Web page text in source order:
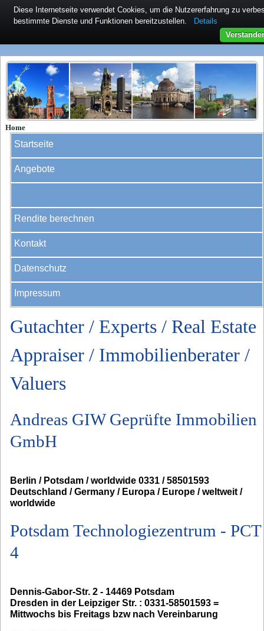
Home
Startseite
Angebote
Rendite berechnen
Kontakt
Datenschutz
Impressum
Gutachter / Experts / Real Estate
Appraiser / Immobilienberater /
Valuers
Andreas GIW Geprüfte Immobilien
GmbH
Berlin / Potsdam / worldwide 0331 / 58501593
Deutschland / Germany / Europa / Europe / weltweit /
worldwide
Potsdam Technologiezentrum - PCT
4
Dennis-Gabor-Str. 2 - 14469 Potsdam
Dresden in der Leipziger Str. : 0331-58501593 =
Mittwochs bis Freitags bzw nach Vereinbarung
Diese Internetseite verwendet Cookies, um die Nutzererfahrung zu
bestimmte Dienste und Funktionen bereitzustellen.
Details